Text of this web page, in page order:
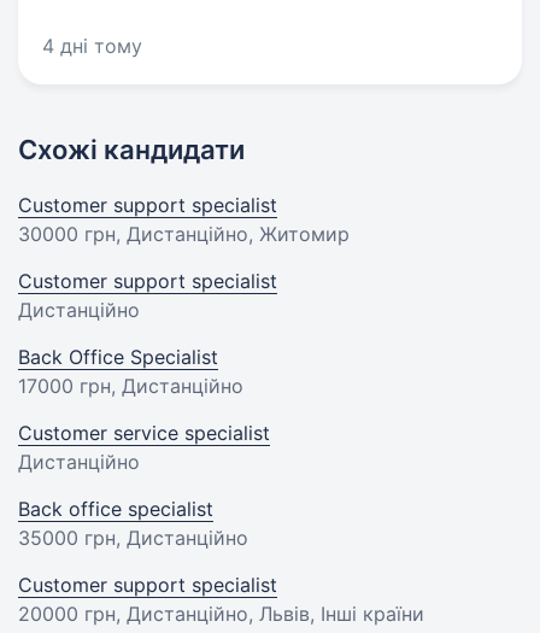
4 дні тому
Схожі кандидати
Customer support specialist
30000 грн, Дистанційно, Житомир
Customer support specialist
Дистанційно
Back Office Specialist
17000 грн, Дистанційно
Customer service specialist
Дистанційно
Back office specialist
35000 грн, Дистанційно
Customer support specialist
20000 грн, Дистанційно, Львів, Інші країни